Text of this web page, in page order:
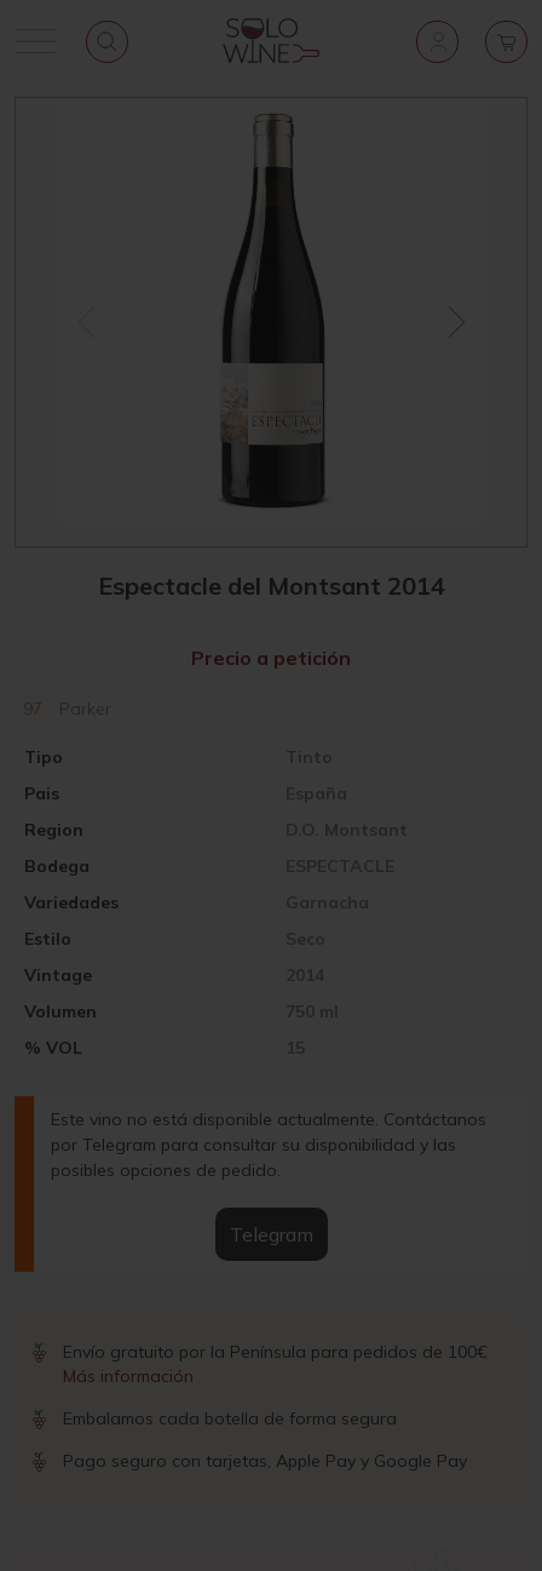
Espectacle del Montsant 2014
Parker
Pais España
Vintage 2014
Region D.O. Montsant
Volumen 750 ml
Bodega ESPECTACLE
% VOL 15
Variedades Garnacha
Tipo Tinto
Estilo Seco
Precio a petición
Este vino no está disponible actualmente. Contáctanos
por Telegram para consultar su disponibilidad y las
posibles opciones de pedido.
Telegram
Envío gratuito por la Península para pedidos de 100€
Más información
Embalamos cada botella de forma segura
Pago seguro con tarjetas, Apple Pay y Google Pay